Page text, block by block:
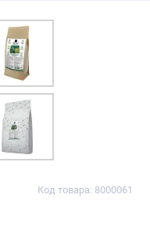
Код товара: 8000061